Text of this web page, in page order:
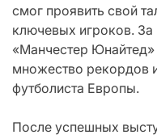
смог проявить свой
ключевых игроков. За
«Манчестер Юнайтед»
множество рекордов
футболиста Европы.
После успешных